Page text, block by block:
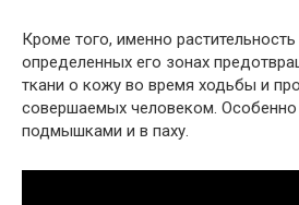
Кроме того, именно
определенных его зонах
ткани о кожу во время ходьбы и
совершаемых человеком. Особенно
подмышками и в паху.